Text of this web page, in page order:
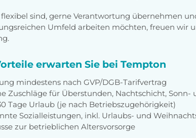
flexibel sind, gerne Verantwortung übernehmen
Umfeld arbeiten möchten, freuen wir
erwarten Sie bei Tempton
mindestens nach GVP/DGB-Tarifvertrag
Zuschläge für Überstunden, Nachtschicht, Sonn-
Tage Urlaub (je nach Betriebszugehörigkeit)
Sozialleistungen, inkl. Urlaubs- und
zur betrieblichen Altersvorsorge